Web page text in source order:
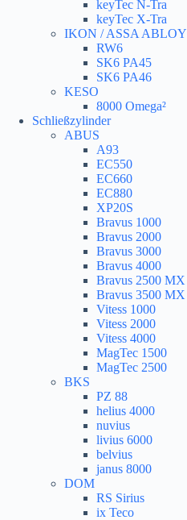
keyTec N-Tra
keyTec X-Tra
IKON / ASSA ABLOY
RW6
SK6 PA45
SK6 PA46
KESO
8000 Omega²
Schließzylinder
ABUS
A93
EC550
EC660
EC880
XP20S
Bravus 1000
Bravus 2000
Bravus 3000
Bravus 4000
Bravus 2500 MX
Bravus 3500 MX
Vitess 1000
Vitess 2000
Vitess 4000
MagTec 1500
MagTec 2500
BKS
PZ 88
helius 4000
nuvius
livius 6000
belvius
janus 8000
DOM
RS Sirius
ix Teco